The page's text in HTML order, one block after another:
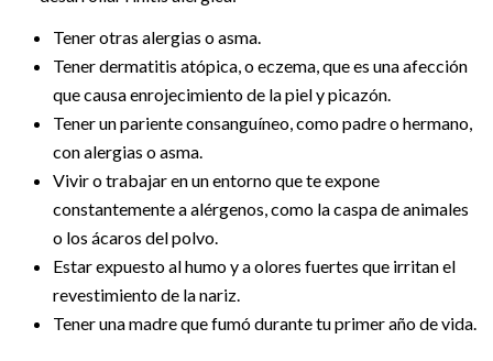
Tener otras alergias o asma.
Tener dermatitis atópica, o eczema, que es una afección
que causa enrojecimiento de la piel y picazón.
Tener un pariente consanguíneo, como padre o hermano,
con alergias o asma.
Vivir o trabajar en un entorno que te expone
constantemente a alérgenos, como la caspa de animales
o los ácaros del polvo.
Estar expuesto al humo y a olores fuertes que irritan el
revestimiento de la nariz.
Tener una madre que fumó durante tu primer año de vida.